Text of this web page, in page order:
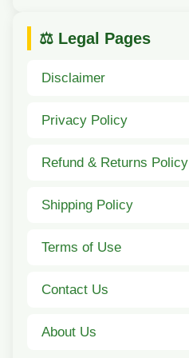
⚖️ Legal Pages
Disclaimer
Privacy Policy
Refund & Returns Policy
Shipping Policy
Terms of Use
Contact Us
About Us